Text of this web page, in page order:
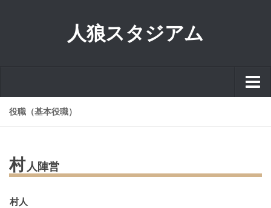
人狼スタジアム
ホーム
初めての人狼ゲーム
初心者にもわかる人狼ゲーム
役職（基本役職）
村人陣営
村人